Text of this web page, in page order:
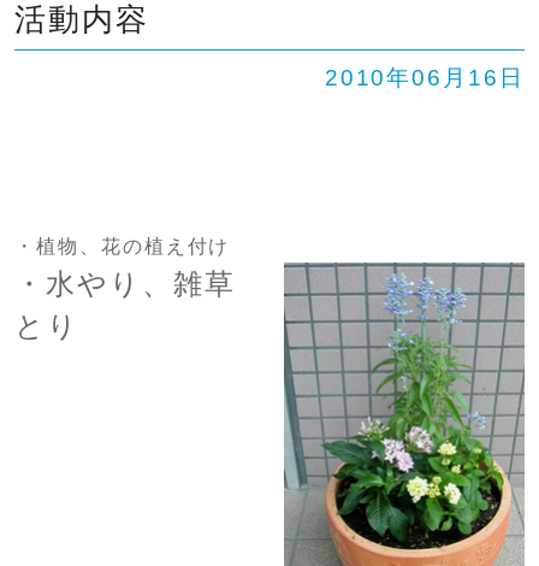
活動内容
2010年06月16日
・植物、花の植え付け
・水やり、雑草
とり